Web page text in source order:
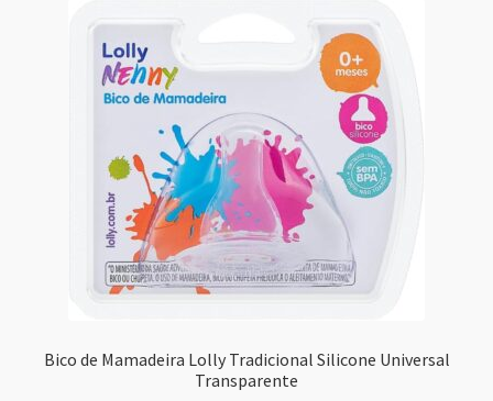
Bico de Mamadeira Lolly Tradicional Silicone Universal
Transparente